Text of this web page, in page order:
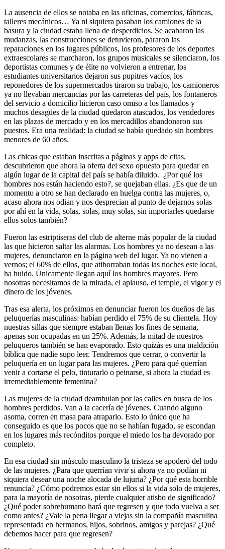
La ausencia de ellos se notaba en las oficinas, comercios, fábricas,
talleres mecánicos… Ya ni siquiera pasaban los camiones de la
basura y la ciudad estaba llena de desperdicios. Se acabaron las
mudanzas, las construcciones se detuvieron, pararon las
reparaciones en los lugares públicos, los profesores de los deportes
extraescolares se marcharon, los grupos musicales se silenciaron, los
deportistas comunes y de élite no volvieron a entrenar, los
estudiantes universitarios dejaron sus pupitres vacíos, los
reponedores de los supermercados tiraron su trabajo, los camioneros
ya no llevaban mercancías por las carreteras del país, los fontaneros
del servicio a domicilio hicieron caso omiso a los llamados y
muchos desagües de la ciudad quedaron atascados, los vendedores
en las plazas de mercado y en los mercadillos abandonaron sus
puestos. Era una realidad: la ciudad se había quedado sin hombres
menores de 60 años.
Las chicas que estaban inscritas a páginas y apps de citas,
descubrieron que ahora la oferta del sexo opuesto para quedar en
algún lugar de la capital del país se había diluido. ¿Por qué los
hombres nos están haciendo esto?, se quejaban ellas. ¿Es que de un
momento a otro se han declarado en huelga contra las mujeres, o,
acaso ahora nos odian y nos desprecian al punto de dejarnos solas
por ahí en la vida, solas, solas, muy solas, sin importarles quedarse
ellos solos también?
Fueron las estriptiseras del club de alterne más popular de la ciudad
las que hicieron saltar las alarmas. Los hombres ya no desean a las
mujeres, denunciaron en la página web del lugar. Ya no vienen a
vernos; el 60% de ellos, que atiborraban todas las noches este local,
ha huido. Únicamente llegan aquí los hombres mayores. Pero
nosotras necesitamos de la mirada, el aplauso, el temple, el vigor y el
dinero de los jóvenes.
Tras esa alerta, los próximos en denunciar fueron los dueños de las
peluquerías masculinas: habían perdido el 75% de su clientela. Hoy
nuestras sillas que siempre estaban llenas los fines de semana,
apenas son ocupadas en un 25%. Además, la mitad de nuestros
peluqueros también se han evaporado. Esto quizás es una maldición
bíblica que nadie supo leer. Tendremos que cerrar, o convertir la
peluquería en un lugar para las mujeres. ¿Pero para qué querrían
venir a cortarse el pelo, tinturarlo o peinarse, si ahora la ciudad es
irremediablemente femenina?
Las mujeres de la ciudad deambulan por las calles en busca de los
hombres perdidos. Van a la cacería de jóvenes. Cuando alguno
asoma, corren en masa para atraparlo. Esto lo único que ha
conseguido es que los pocos que no se habían fugado, se escondan
en los lugares más recónditos porque el miedo los ha devorado por
completo.
En esa ciudad sin músculo masculino la tristeza se apoderó del todo
de las mujeres. ¿Para que querrían vivir si ahora ya no podían ni
siquiera desear una noche alocada de lujuria? ¿Por qué esta horrible
renuncia? ¿Cómo podremos estar sin ellos si la vida solo de mujeres,
para la mayoría de nosotras, pierde cualquier atisbo de significado?
¿Qué poder sobrehumano hará que regresen y que todo vuelva a ser
como antes? ¿Vale la pena llegar a viejas sin la compañía masculina
representada en hermanos, hijos, sobrinos, amigos y parejas? ¿Qué
debemos hacer para que regresen?